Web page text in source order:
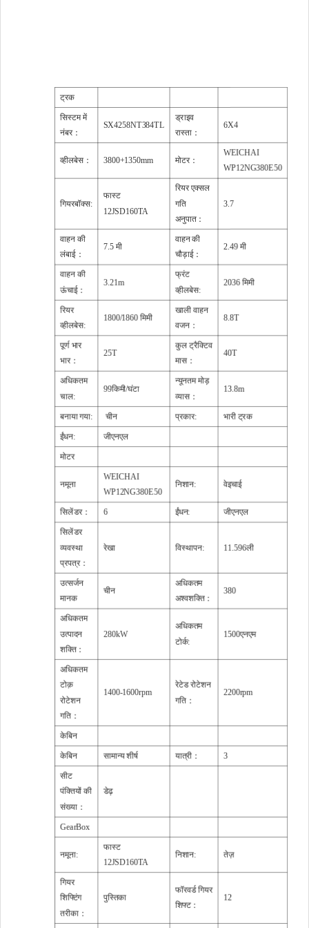
ट्रक
सिस्टम में
नंबर：
SX4258NT384TL
ड्राइव
रास्ता：
6X4
व्हीलबेस： 3800+1350mm मोटर：
WEICHAI
WP12NG380E50
गियरबॉक्स:
फास्ट
12JSD160TA
रियर एक्सल
गति
अनुपात：
3.7
वाहन की
लंबाई：
7.5 मी
वाहन की
चौड़ाई：
2.49 मी
वाहन की
ऊंचाई：
3.21m
फ्रंट
व्हीलबेस:
2036 मिमी
रियर
व्हीलबेस:
1800/1860 मिमी
खाली वाहन
वजन：
8.8T
पूर्ण भार
भार：
25T
कुल ट्रैक्टिव
मास：
40T
अधिकतम
चाल:
99किमी/घंटा
न्यूनतम मोड़
व्यास：
13.8m
बनाया गया: चीन प्रकार: भारी ट्रक
ईंधन: जीएनएल
मोटर
नमूना
WEICHAI
WP12NG380E50
निशान: वेइचाई
सिलेंडर： 6 ईंधन: जीएनएल
सिलेंडर
व्यवस्था
प्रपत्र：
रेखा विस्थापन: 11.596ली
उत्सर्जन
मानक
चीन
अधिकतम
अश्वशक्ति：
380
अधिकतम
उत्पादन
शक्ति：
280kW
अधिकतम
टोर्क:
1500एनएम
अधिकतम
टोक़
रोटेशन
गति：
1400-1600rpm
रेटेड रोटेशन
गति：
2200rpm
केबिन
केबिन सामान्य शीर्ष यात्री： 3
सीट
पंक्तियों की
संख्या：
डेढ़
GearBox
नमूना:
फास्ट
12JSD160TA
निशान: तेज़
गियर
शिफ्टिंग
तरीका：
पुस्तिका
फॉरवर्ड गियर
शिफ्ट：
12